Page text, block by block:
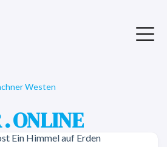
Westen
ONLINE